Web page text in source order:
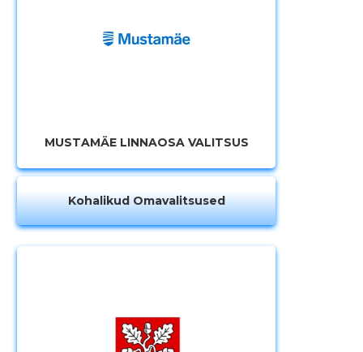
MUSTAMÄE LINNAOSA VALITSUS
Kohalikud Omavalitsused